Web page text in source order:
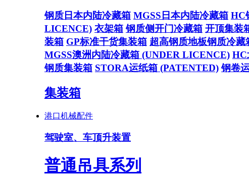
钢质日本内陆冷藏箱 MGSS日本内陆冷藏箱 HC
LICENCE) 衣架箱 钢质侧开门冷藏箱 开顶集装
装箱 GP标准干货集装箱 超高钢质地板钢质冷藏
MGSS澳洲内陆冷藏箱 (UNDER LICENCE) HC
钢质集装箱 STORA运纸箱 (PATENTED) 钢卷
集装箱
港口机械配件
驾驶室、车顶升装置
普通吊具系列